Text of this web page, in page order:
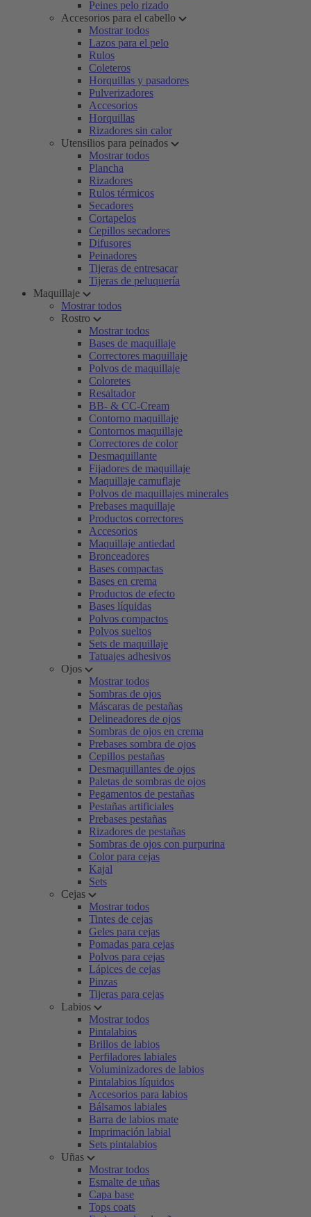
Peines pelo rizado
Accesorios para el cabello
Mostrar todos
Lazos para el pelo
Rulos
Coleteros
Horquillas y pasadores
Pulverizadores
Accesorios
Horquillas
Rizadores sin calor
Utensilios para peinados
Mostrar todos
Plancha
Rizadores
Rulos térmicos
Secadores
Cortapelos
Cepillos secadores
Difusores
Peinadores
Tijeras de entresacar
Tijeras de peluquería
Maquillaje
Mostrar todos
Rostro
Mostrar todos
Bases de maquillaje
Correctores maquillaje
Polvos de maquillaje
Coloretes
Resaltador
BB- & CC-Cream
Contorno maquillaje
Contornos maquillaje
Correctores de color
Desmaquillante
Fijadores de maquillaje
Maquillaje camuflaje
Polvos de maquillajes minerales
Prebases maquillaje
Productos correctores
Accesorios
Maquillaje antiedad
Bronceadores
Bases compactas
Bases en crema
Productos de efecto
Bases líquidas
Polvos compactos
Polvos sueltos
Sets de maquillaje
Tatuajes adhesivos
Ojos
Mostrar todos
Sombras de ojos
Máscaras de pestañas
Delineadores de ojos
Sombras de ojos en crema
Prebases sombra de ojos
Cepillos pestañas
Desmaquillantes de ojos
Paletas de sombras de ojos
Pegamentos de pestañas
Pestañas artificiales
Prebases pestañas
Rizadores de pestañas
Sombras de ojos con purpurina
Color para cejas
Kajal
Sets
Cejas
Mostrar todos
Tintes de cejas
Geles para cejas
Pomadas para cejas
Polvos para cejas
Lápices de cejas
Pinzas
Tijeras para cejas
Labios
Mostrar todos
Pintalabios
Brillos de labios
Perfiladores labiales
Voluminizadores de labios
Pintalabios líquidos
Accesorios para labios
Bálsamos labiales
Barra de labios mate
Imprimación labial
Sets pintalabios
Uñas
Mostrar todos
Esmalte de uñas
Capa base
Tops coats